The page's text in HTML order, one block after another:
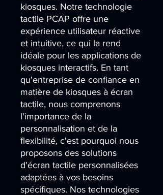
kiosques. Notre technologie
tactile PCAP offre une
expérience utilisateur réactive
et intuitive, ce qui la rend
idéale pour les applications de
kiosques interactifs. En tant
qu'entreprise de confiance en
matière de kiosques à écran
tactile, nous comprenons
l'importance de la
personnalisation et de la
flexibilité, c'est pourquoi nous
proposons des solutions
d'écran tactile personnalisées
adaptées à vos besoins
spécifiques. Nos technologies